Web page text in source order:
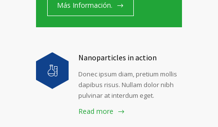
Más Información.
Nanoparticles in action
Donec ipsum diam, pretium mollis
dapibus risus. Nullam dolor nibh
pulvinar at interdum eget.
Read more